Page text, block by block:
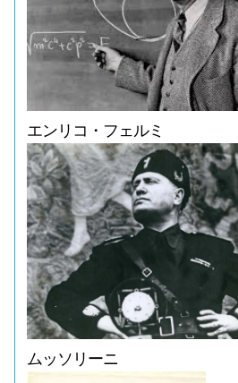
エンリコ・フェルミ
ムッソリーニ